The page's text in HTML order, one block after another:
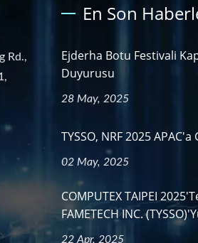
Rd.,
En Son
Ejderha Botu Festivali
Duyurusu
28 May, 2025
TYSSO, NRF 2025
02 May, 2025
COMPUTEX TAIPEI
FAMETECH INC.
22 Apr, 2025